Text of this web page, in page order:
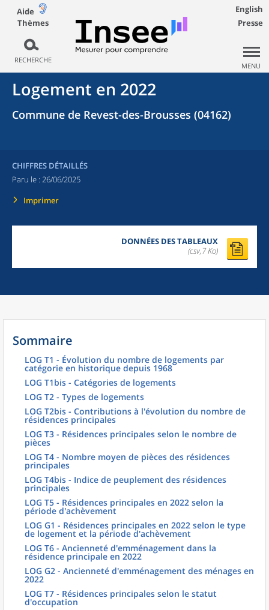
Aide
Thèmes
RECHERCHE
English
Presse
MENU
Logement en 2022
Commune de Revest-des-Brousses (04162)
CHIFFRES DÉTAILLÉS
Paru le : 26/06/2025
Imprimer
DONNÉES DES TABLEAUX
(csv,7 Ko)
Sommaire
LOG T1 - Évolution du nombre de logements par
catégorie en historique depuis 1968
LOG T1bis - Catégories de logements
LOG T2 - Types de logements
LOG T2bis - Contributions à l'évolution du nombre de
résidences principales
LOG T3 - Résidences principales selon le nombre de
pièces
LOG T4 - Nombre moyen de pièces des résidences
principales
LOG T4bis - Indice de peuplement des résidences
principales
LOG T5 - Résidences principales en 2022 selon la
période d'achèvement
LOG G1 - Résidences principales en 2022 selon le type
de logement et la période d'achèvement
LOG T6 - Ancienneté d'emménagement dans la
résidence principale en 2022
LOG G2 - Ancienneté d'emménagement des ménages en
2022
LOG T7 - Résidences principales selon le statut
d'occupation